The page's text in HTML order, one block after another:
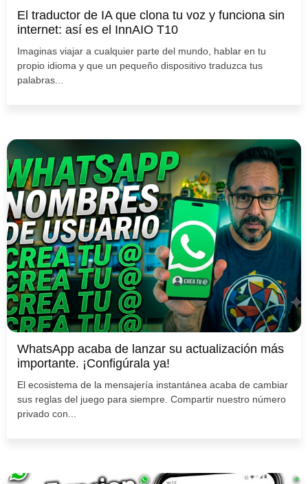
El traductor de IA que clona tu voz y funciona sin
internet: así es el InnAIO T10
Imaginas viajar a cualquier parte del mundo, hablar en tu
propio idioma y que un pequeño dispositivo traduzca tus
palabras...
WhatsApp acaba de lanzar su actualización más
importante. ¡Configúrala ya!
El ecosistema de la mensajería instantánea acaba de cambiar
sus reglas del juego para siempre. Compartir nuestro número
privado con...